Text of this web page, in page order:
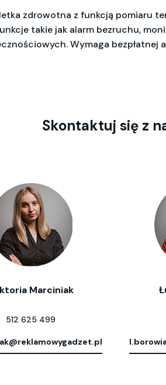
zdrowotna z funkcją pomiaru
takie jak alarm bezruchu,
Wymaga
Skontaktuj się z
Marciniak
512 625 499